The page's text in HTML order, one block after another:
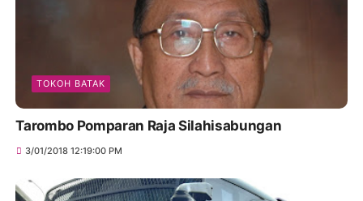
TOKOH BATAK
Tarombo Pomparan Raja Silahisabungan
3/01/2018 12:19:00 PM